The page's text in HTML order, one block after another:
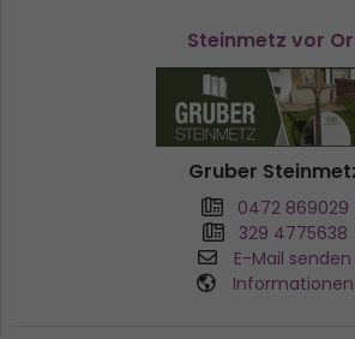
Steinmetz vor
Gruber
0472 869029
329 4775638
E-Mail senden
Informationen